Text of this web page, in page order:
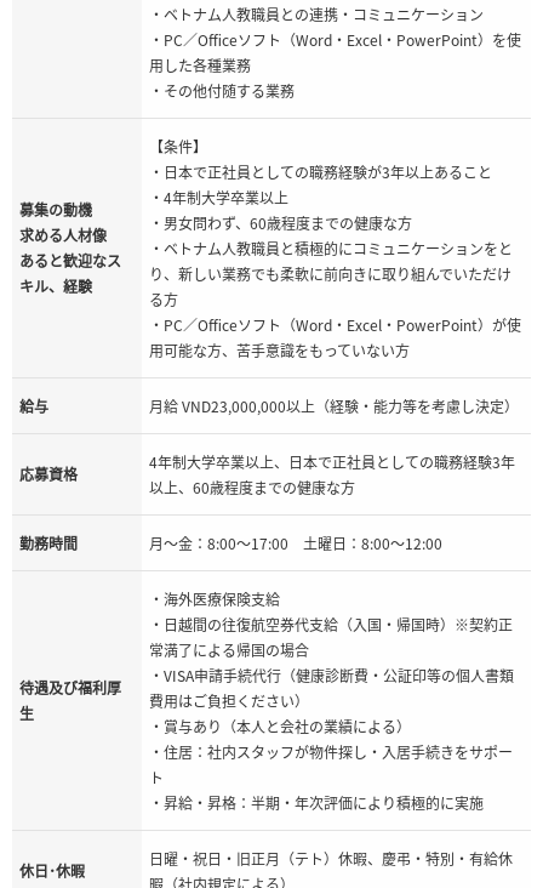
・ベトナム人教職員との連携・コミュニケーション
・PC／Officeソフト（Word・Excel・PowerPoint）を使
用した各種業務
・その他付随する業務
募集の動機
求める人材像
あると歓迎なス
キル、経験
【条件】
・日本で正社員としての職務経験が3年以上あること
・4年制大学卒業以上
・男女問わず、60歳程度までの健康な方
・ベトナム人教職員と積極的にコミュニケーションをと
り、新しい業務でも柔軟に前向きに取り組んでいただけ
る方
・PC／Officeソフト（Word・Excel・PowerPoint）が使
用可能な方、苦手意識をもっていない方
給与 月給 VND23,000,000以上（経験・能力等を考慮し決定）
応募資格
4年制大学卒業以上、日本で正社員としての職務経験3年
以上、60歳程度までの健康な方
勤務時間 月〜金：8:00〜17:00 土曜日：8:00〜12:00
待遇及び福利厚
生
・海外医療保険支給
・日越間の往復航空券代支給（入国・帰国時）※契約正
常満了による帰国の場合
・VISA申請手続代行（健康診断費・公証印等の個人書類
費用はご負担ください）
・賞与あり（本人と会社の業績による）
・住居：社内スタッフが物件探し・入居手続きをサポー
ト
・昇給・昇格：半期・年次評価により積極的に実施
休日･休暇
日曜・祝日・旧正月（テト）休暇、慶弔・特別・有給休
暇（社内規定による）